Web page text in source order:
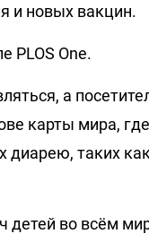
и новых вакцин.
PLOS One.
а
карты мира,
таких
детей во всём